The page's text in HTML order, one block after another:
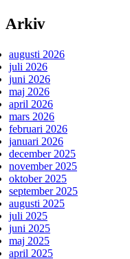
Arkiv
augusti 2026
juli 2026
juni 2026
maj 2026
april 2026
mars 2026
februari 2026
januari 2026
december 2025
november 2025
oktober 2025
september 2025
augusti 2025
juli 2025
juni 2025
maj 2025
april 2025